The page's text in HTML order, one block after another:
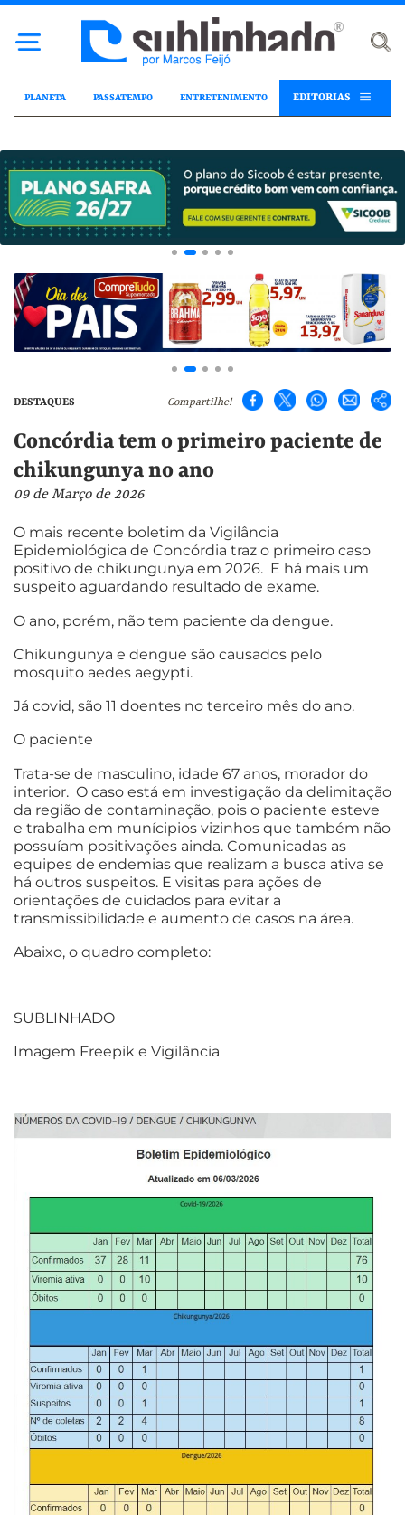
PLANETA PASSATEMPO ENTRETENIMENTO EDITORIAS
DESTAQUES Compartilhe!
Concórdia tem o primeiro paciente de
chikungunya no ano
09 de Março de 2026
O mais recente boletim da Vigilância
Epidemiológica de Concórdia traz o primeiro caso
positivo de chikungunya em 2026. E há mais um
suspeito aguardando resultado de exame.
O ano, porém, não tem paciente da dengue.
Chikungunya e dengue são causados pelo
mosquito aedes aegypti.
Já covid, são 11 doentes no terceiro mês do ano.
O paciente
Trata-se de masculino, idade 67 anos, morador do
interior. O caso está em investigação da delimitação
da região de contaminação, pois o paciente esteve
e trabalha em munícipios vizinhos que também não
possuíam positivações ainda. Comunicadas as
equipes de endemias que realizam a busca ativa se
há outros suspeitos. E visitas para ações de
orientações de cuidados para evitar a
transmissibilidade e aumento de casos na área.
Abaixo, o quadro completo:
SUBLINHADO
Imagem Freepik e Vigilância